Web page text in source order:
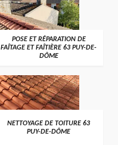
POSE ET RÉPARATION DE
FAÎTAGE ET FAÎTIÈRE 63 PUY-DE-
DÔME
NETTOYAGE DE TOITURE 63
PUY-DE-DÔME